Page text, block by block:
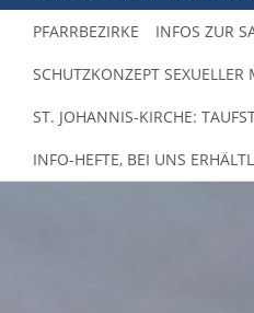
PFARRBEZIRKE INFOS ZUR
SCHUTZKONZEPT SEXUELLER
ST. JOHANNIS-KIRCHE:
INFO-HEFTE, BEI UNS